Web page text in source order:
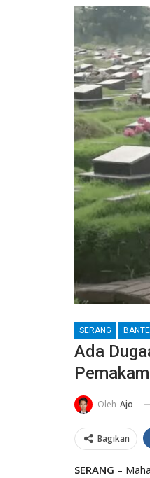
SERANG
Ada
Oleh Ajo
Bagikan
SERANG –